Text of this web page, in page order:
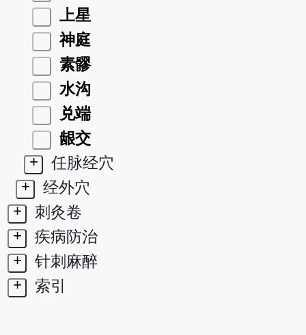
上星
神庭
素髎
水沟
兑端
龈交
+
任脉经穴
+
经外穴
+
刺灸卷
+
疾病防治
+
针刺麻醉
+
索引